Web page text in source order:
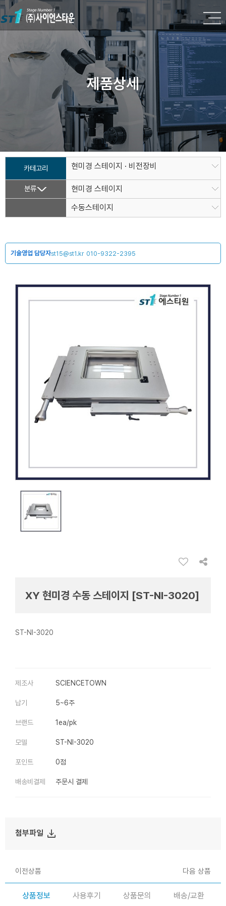
제품상세
카테고리 현미경 스테이지 · 비전장비
분류
현미경 스테이지
수동스테이지
기술영업 담당자st15@st1.kr 010-9322-2395
XY 현미경 수동 스테이지 [ST-NI-3020]
ST-NI-3020
제조사 SCIENCETOWN
납기 5~6주
브랜드 1ea/pk
모델 ST-NI-3020
포인트 0점
배송비결제 주문시 결제
첨부파일 file_download
이전상품 다음 상품
상품정보 사용후기 상품문의 배송/교환